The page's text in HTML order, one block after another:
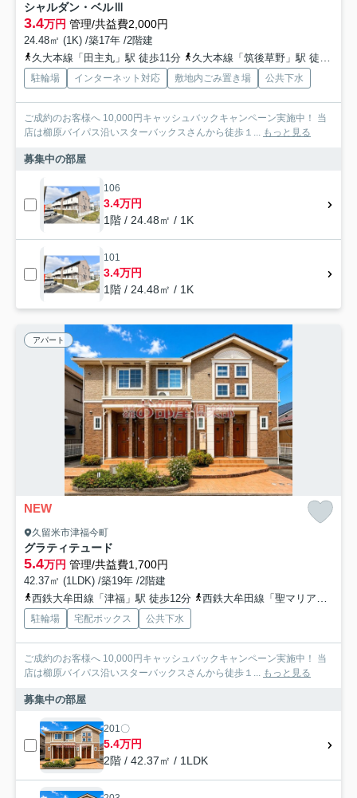
シャルダン・ベルⅢ
3.4万円 管理/共益費2,000円
24.48㎡ (1K) /築17年 /2階建
久大本線「田主丸」駅 徒歩11分
久大本線「筑後草野」駅 徒歩66分
駐輪場 インターネット対応 敷地内ごみ置き場 公共下水
ご成約のお客様へ 10,000円キャッシュバックキャンペーン実施中！ 当
店は櫛原バイパス沿いスターバックスさんから徒歩１... もっと見る
募集中の部屋
106
3.4万円
1階 / 24.48㎡ / 1K
101
3.4万円
1階 / 24.48㎡ / 1K
アパート
NEW
久留米市津福今町
グラティテュード
5.4万円 管理/共益費1,700円
42.37㎡ (1LDK) /築19年 /2階建
西鉄大牟田線「津福」駅 徒歩12分
西鉄大牟田線「聖マリア病院前」駅 徒歩20分
駐輪場 宅配ボックス 公共下水
ご成約のお客様へ 10,000円キャッシュバックキャンペーン実施中！ 当
店は櫛原バイパス沿いスターバックスさんから徒歩１... もっと見る
募集中の部屋
201〇
5.4万円
2階 / 42.37㎡ / 1LDK